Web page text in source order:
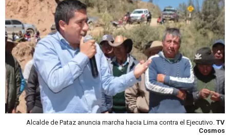
Alcalde de Pataz anuncia marcha hacia Lima contra el Ejecutivo. TV
Cosmos